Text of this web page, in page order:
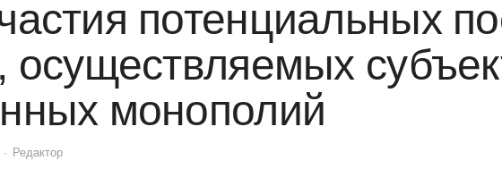
потенциальных
осуществляемых
монополий
Author
Редактор